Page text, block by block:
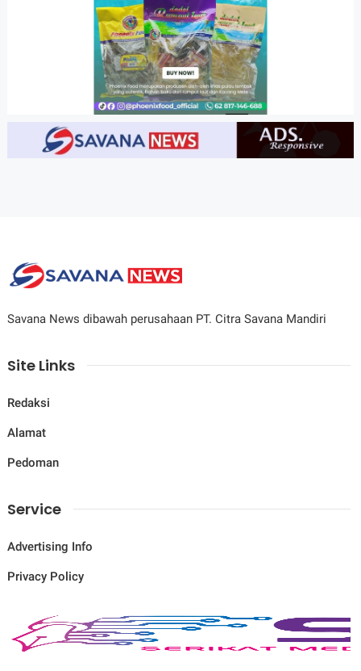
Savana News dibawah perusahaan PT. Citra Savana Mandiri
Site Links
Redaksi
Alamat
Pedoman
Service
Advertising Info
Privacy Policy